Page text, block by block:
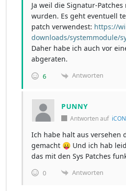
Ja weil die Signatur-
wurden. Es geht eventuell
patch verwendest: https://
downloads/systemmodule/
Daher habe ich auch vor
abgeraten.
6 Antworten
PUNNY
Antworten auf iCON
Ich habe halt aus versehen
gemacht 😛 Und ich hab
das mit den Sys Patches
0 Antworten